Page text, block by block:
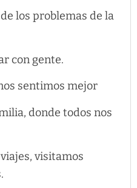
los problemas de la
con gente.
sentimos mejor
donde todos nos
visitamos